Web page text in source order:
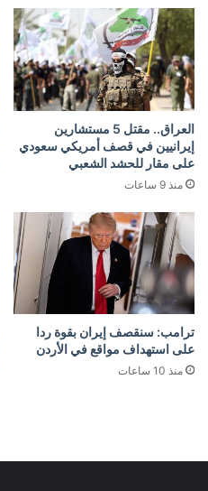
العراق.. مقتل 5 مستشارين
إيرانيين في قصف أمريكي سعودي
على مقار للحشد الشعبي
منذ 9 ساعات
ترامب: سنقصف إيران بقوة ردا
على استهداف مواقع في الأردن
منذ 10 ساعات